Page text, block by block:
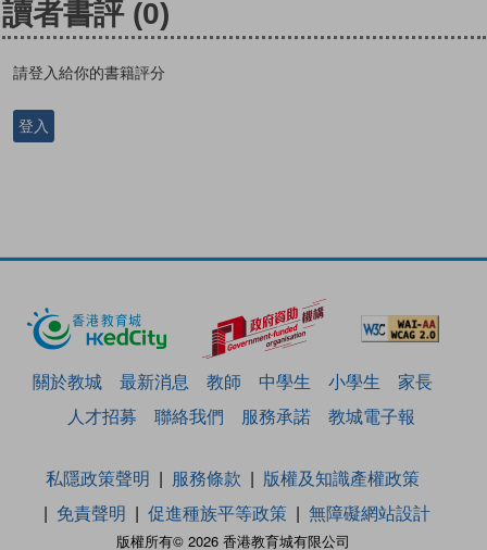
讀者書評 (0)
請登入給你的書籍評分
登入
關於教城 最新消息 教師 中學生 小學生
家長
人才招募
聯絡我們 服務承諾 教城電子報
版權所有© 2026 香港教育城有限公司
私隱政策聲明 服務條款
版權及知識產權政策
免責聲明
促進種族平等政策 無障礙網站設計